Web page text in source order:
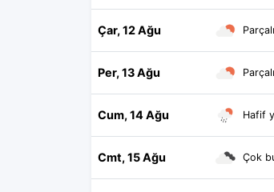
Çar, 12 Ağu
Per, 13 Ağu
Cum, 14 Ağu Hafif
Cmt, 15 Ağu Çok